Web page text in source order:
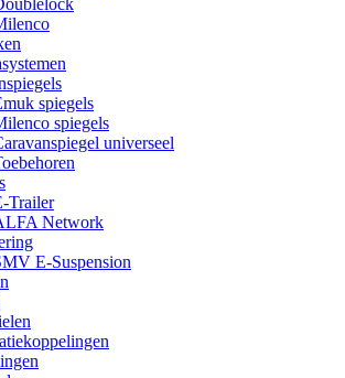
spiegels
spiegels
universeel
Trailer
Network
E-Suspension